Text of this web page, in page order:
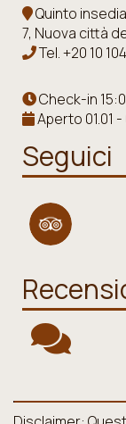
Quinto
7, Nuova città
Tel.+20 10
Check-in
Aperto 01.01 -
Seguici